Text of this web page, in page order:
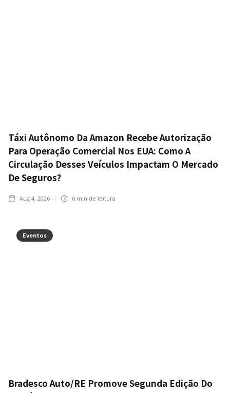
Táxi Autônomo Da Amazon Recebe Autorização
Para Operação Comercial Nos EUA: Como A
Circulação Desses Veículos Impactam O Mercado
De Seguros?
Aug 4, 2026 6 min de leitura
Eventos
Bradesco Auto/RE Promove Segunda Edição Do